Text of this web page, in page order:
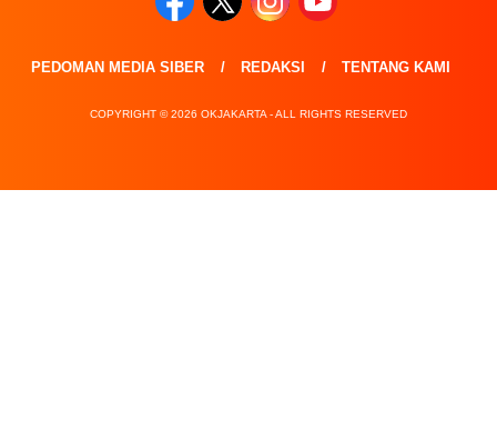
PEDOMAN MEDIA SIBER REDAKSI TENTANG KAMI
COPYRIGHT © 2026 OKJAKARTA - ALL RIGHTS RESERVED